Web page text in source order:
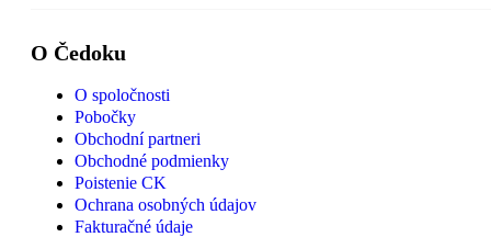
O Čedoku
O spoločnosti
Pobočky
Obchodní partneri
Obchodné podmienky
Poistenie CK
Ochrana osobných údajov
Fakturačné údaje